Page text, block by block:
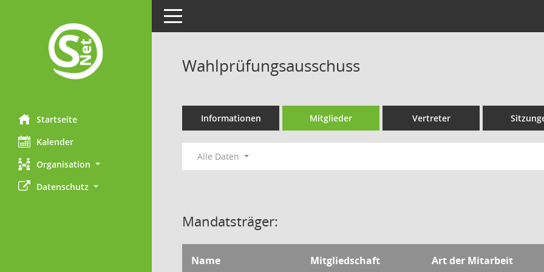
Startseite
Kalender
Organisation
Datenschutz
Toggle navigation
Wahlprüfungsausschuss
Informationen Mitglieder Vertreter
Alle Daten
Mandatsträger:
Name Mitgliedschaft Art der Mitarbeit